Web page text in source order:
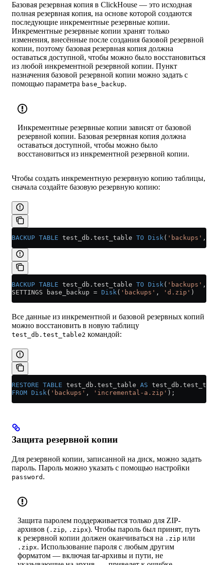
Базовая резервная копия в ClickHouse — это исходная
полная резервная копия, на основе которой создаются
последующие инкрементные резервные копии.
Инкрементные резервные копии хранят только
изменения, внесённые после создания базовой резервной
копии, поэтому базовая резервная копия должна
оставаться доступной, чтобы можно было восстановиться
из любой инкрементной резервной копии. Пункт
назначения базовой резервной копии можно задать с
помощью параметра base_backup.
Инкрементные резервные копии зависят от базовой
резервной копии. Базовая резервная копия должна
оставаться доступной, чтобы можно было
восстановиться из инкрементной резервной копии.
Чтобы создать инкрементную резервную копию таблицы,
сначала создайте базовую резервную копию:
BACKUP TABLE test_db . test_table TO Disk( 'backups' ,
BACKUP TABLE test_db . test_table TO Disk( 'backups' ,
SETTINGS base_backup = Disk( 'backups' , 'd.zip' )
Все данные из инкрементной и базовой резервных копий
можно восстановить в новую таблицу
test_db.test_table2 командой:
RESTORE TABLE test_db . test_table AS test_db .
FROM Disk( 'backups' , 'incremental-a.zip' );
Защита резервной копии
Для резервной копии, записанной на диск, можно задать
пароль. Пароль можно указать с помощью настройки
password .
Защита паролем поддерживается только для ZIP-
архивов ( .zip, .zipx). Чтобы пароль был принят, путь
к резервной копии должен оканчиваться на .zip или
.zipx. Использование пароля с любым другим
форматом — включая tar-архивы и пути, не